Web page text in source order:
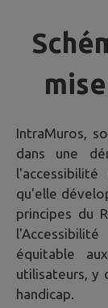
IntraMuros,
dans une
qu'elle
principes du
équitable
utilisateurs, y
handicap.